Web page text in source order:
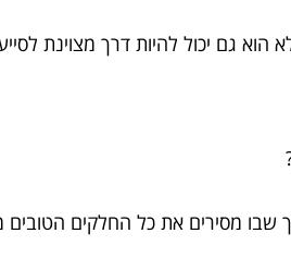
הוא גם יכול להיות דרך מצוינת
שבו מסירים את כל החלקים